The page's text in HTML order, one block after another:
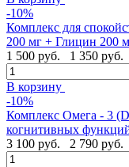
-10%
Комплекс для
200 мг + Глицин 200
1 500 руб.
1 350 руб.
В корзину
-10%
Комплекс Омега - 3
когнитивных
3 100 руб.
2 790 руб.